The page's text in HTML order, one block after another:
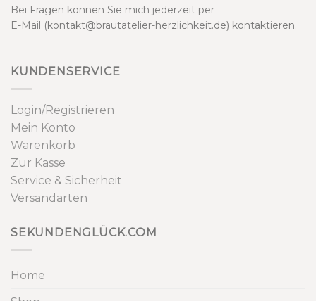
Bei Fragen können Sie mich jederzeit per
E-Mail (kontakt@brautatelier-herzlichkeit.de) kontaktieren.
KUNDENSERVICE
Login/Registrieren
Mein Konto
Warenkorb
Zur Kasse
Service & Sicherheit
Versandarten
SEKUNDENGLÜCK.COM
Home